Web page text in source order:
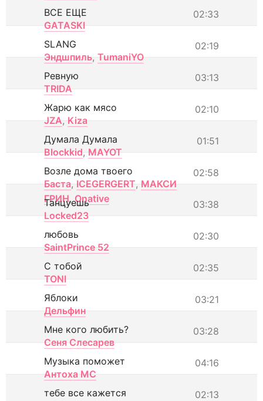
02:33
ВСЕ ЕЩЕ
GATASKI
02:19
SLANG
Эндшпиль, TumaniYO
03:13
Ревную
TRIDA
02:10
Жарю как мясо
JZA, Kiza
01:51
Думала Думала
Blockkid, MAYOT
02:58
Возле дома твоего
Баста, ICEGERGERT, МАКСИ
ГРИН, Onative 03:38
Танцуешь
Locked23
02:30
любовь
SaintPrince 52
02:35
С тобой
TONI
03:21
Яблоки
Дельфин
03:28
Мне кого любить?
Сеня Слесарев
04:16
Музыка поможет
Антоха МС
02:13
тебе все кажется